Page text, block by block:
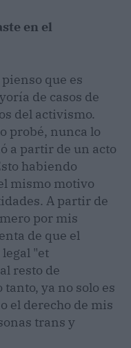
en el
que es
de casos de
del activismo.
probé, nunca lo
a partir de un acto
habiendo
mismo motivo
A partir de
por mis
de que el
"et
resto de
ya no solo es
el derecho de mis
trans y